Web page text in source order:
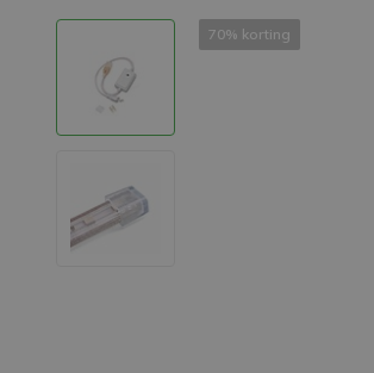
LED Schijnwerpers
LED High Bay lampen
LED Buitenverlichting
70% korting